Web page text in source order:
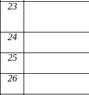
23
24
25
26